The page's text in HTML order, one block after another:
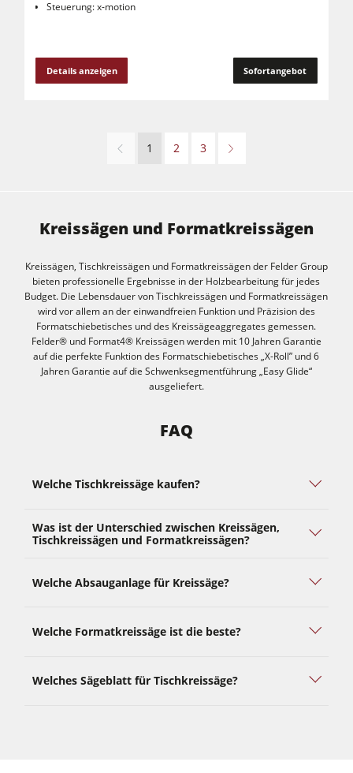
Steuerung: x-motion
Details anzeigen Sofortangebot
1 2 3
Kreissägen und Formatkreissägen
Kreissägen, Tischkreissägen und Formatkreissägen der Felder Group
bieten professionelle Ergebnisse in der Holzbearbeitung für jedes
Budget. Die Lebensdauer von Tischkreissägen und Formatkreissägen
wird vor allem an der einwandfreien Funktion und Präzision des
Formatschiebetisches und des Kreissägeaggregates gemessen.
Felder® und Format4® Kreissägen werden mit 10 Jahren Garantie
auf die perfekte Funktion des Formatschiebetisches „X-Roll” und 6
Jahren Garantie auf die Schwenksegmentführung „Easy Glide“
ausgeliefert.
FAQ
Welche Tischkreissäge kaufen?
Was ist der Unterschied zwischen Kreissägen,
Tischkreissägen und Formatkreissägen?
Welche Absauganlage für Kreissäge?
Welche Formatkreissäge ist die beste?
Welches Sägeblatt für Tischkreissäge?